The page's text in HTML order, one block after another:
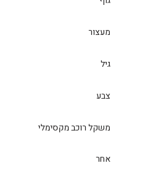
מעצור
גיל
צבע
משקל רוכב מקסימלי
אחר